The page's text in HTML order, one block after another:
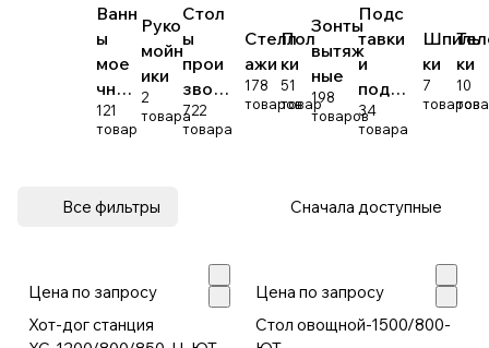
Ванн
ы
мое
чны
е
121
товар
Руко
мойн
ики
2
товара
Стол
ы
прои
звод
ствен
ные
722
товара
Стелл
ажи
178
товаров
Пол
ки
51
товар
Зонты
вытяж
ные
198
товаров
Подс
тавки
и
подт
овар
ники
34
товара
Шпиль
ки
7
товаров
ки
10
Все фильтры Сначала доступные
Цена по запросу
Хот-дог станция
Цена по запросу
Стол овощной-1500/800-